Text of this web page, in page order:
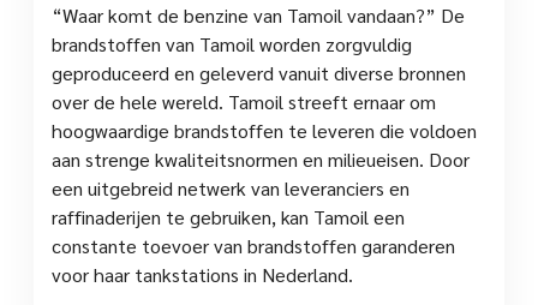
“Waar komt de benzine van Tamoil vandaan?” De
brandstoffen van Tamoil worden zorgvuldig
geproduceerd en geleverd vanuit diverse bronnen
over de hele wereld. Tamoil streeft ernaar om
hoogwaardige brandstoffen te leveren die voldoen
aan strenge kwaliteitsnormen en milieueisen. Door
een uitgebreid netwerk van leveranciers en
raffinaderijen te gebruiken, kan Tamoil een
constante toevoer van brandstoffen garanderen
voor haar tankstations in Nederland.